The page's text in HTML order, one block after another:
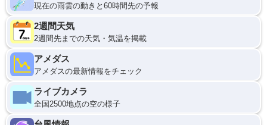
現在の雨雲の動きと60時間先の予報
2週間天気
2週間先までの天気・気温を掲載
アメダス
アメダスの最新情報をチェック
ライブカメラ
全国2500地点の空の様子